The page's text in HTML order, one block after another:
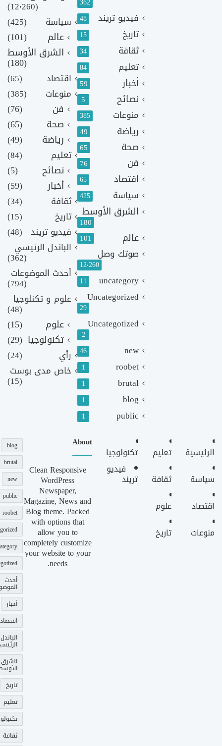
فيديو تريند 48
تاريخ 15
ثقافة 34
تعليم 84
أخبار 59
نصائح 5
منوعات 385
رياضة 49
صحة 65
فن 76
اقتصاد 65
سياسة 425
الشرق الأوسط
180
عالم 101
صوتك وصل
12٬260
uncategory
11
Uncategorized
29
Uncategotized
2
new
46
roobet
1
brutal
1
blog
1
public
1
(12٬260)
سياسة
(425)
عالم
(101)
الشرق الأوسط
(180)
اقتصاد
(65)
منوعات
(385)
فن
(76)
صحة
(65)
رياضة
(49)
تعليم (84)
نصائح
(5)
أخبار
(59)
ثقافة
(34)
تاريخ
(15)
فيديو تريند (48)
الباندل الرئيسي
(362)
أحدث الموضوعات
(794)
علوم و تكنلوجيا
(48)
علوم
(15)
تكنولوجيا (29)
رأي
(24)
خاص مدى بوست
(15)
الرئيسية
سياسة
اقتصاد
منوعات
تعليم
ثقافة
علوم
تاريخ
تكنولوجيا
فيديو
تريند
About
Clean Responsive
WordPress
Newspaper,
Magazine, News and
Blog theme. Packed
with options that
allow you to
completely customize
your website to your
needs.
blog
brutal
new
public
roobet
أحدث
أخبار
اقتصاد
الباندل
الشرق
تاريخ
تعليم
ثقافة